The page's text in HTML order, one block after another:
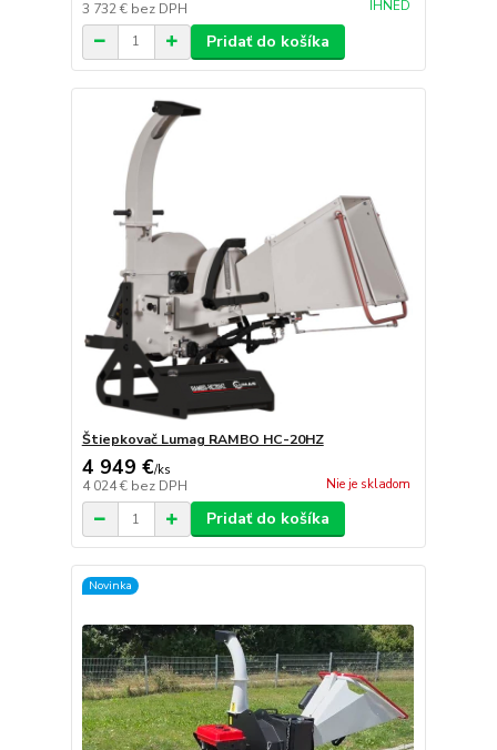
3 732 € bez DPH IHNED
Pridať do košíka
Štiepkovač Lumag RAMBO HC-20HZ
4 949 €/ks
4 024 € bez DPH Nie je skladom
Pridať do košíka
Novinka